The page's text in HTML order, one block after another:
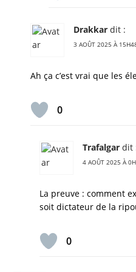
Drakkar dit :
3 AOÛT 2025 À
Ah ça c’est vrai que les
0
Trafalgar dit
4 AOÛT 2025 À
La preuve : comment
soit dictateur de la
0